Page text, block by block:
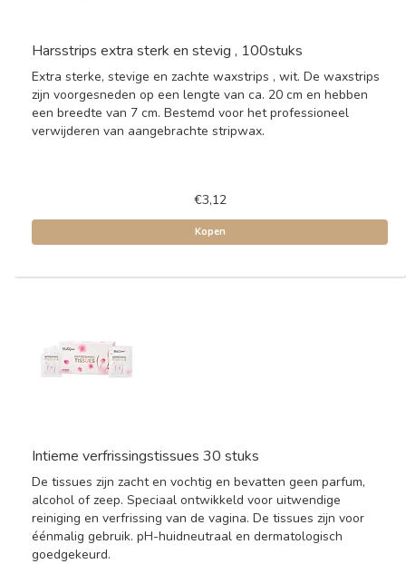
Harsstrips extra sterk en stevig , 100stuks
Extra sterke, stevige en zachte waxstrips , wit. De waxstrips
zijn voorgesneden op een lengte van ca. 20 cm en hebben
een breedte van 7 cm. Bestemd voor het professioneel
verwijderen van aangebrachte stripwax.
€3,12
Kopen
Intieme verfrissingstissues 30 stuks
De tissues zijn zacht en vochtig en bevatten geen parfum,
alcohol of zeep. Speciaal ontwikkeld voor uitwendige
reiniging en verfrissing van de vagina. De tissues zijn voor
éénmalig gebruik. pH-huidneutraal en dermatologisch
goedgekeurd.